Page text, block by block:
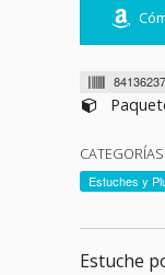
Estuches y
Estuche